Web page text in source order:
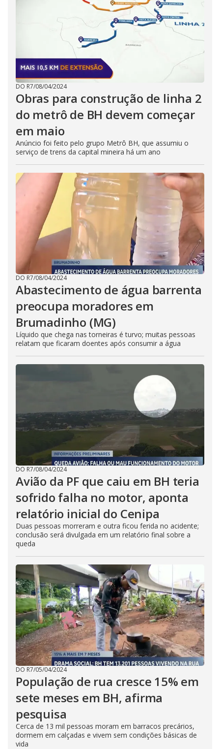
DO R7/08/04/2024
Obras para construção de linha 2
do metrô de BH devem começar
em maio
Anúncio foi feito pelo grupo Metrô BH, que assumiu o
serviço de trens da capital mineira há um ano
DO R7/08/04/2024
Abastecimento de água barrenta
preocupa moradores em
Brumadinho (MG)
Líquido que chega nas torneiras é turvo; muitas pessoas
relatam que ficaram doentes após consumir a água
DO R7/08/04/2024
Avião da PF que caiu em BH teria
sofrido falha no motor, aponta
relatório inicial do Cenipa
Duas pessoas morreram e outra ficou ferida no acidente;
conclusão será divulgada em um relatório final sobre a
queda
DO R7/05/04/2024
População de rua cresce 15% em
sete meses em BH, afirma
pesquisa
Cerca de 13 mil pessoas moram em barracos precários,
dormem em calçadas e vivem sem condições básicas de
vida